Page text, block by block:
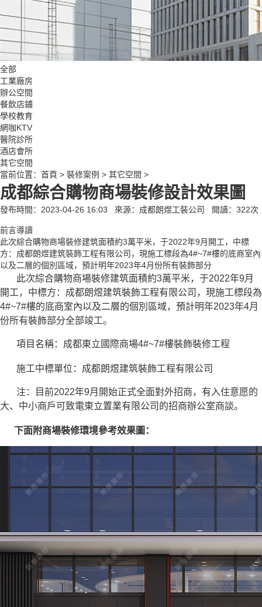
全部
工業廠房
辦公空間
餐飲店鋪
學校教育
網咖KTV
醫院診所
酒店會所
其它空間
當前位置： 首頁 > 裝修案例 > 其它空間 >
成都綜合購物商場裝修設計效果圖
發布時間：2023-04-26 16:03 來源：成都朗煜工裝公司 閱讀： 322次
前言導讀
此次綜合購物商場裝修建筑面積約3萬平米，于2022年9月開工，中標
方：成都朗煜建筑裝飾工程有限公司，現施工標段為4#~7#樓的底商室內
以及二層的個別區域，預計明年2023年4月份所有裝飾部分
此次綜合購物商場裝修建筑面積約3萬平米，于2022年9月
開工，中標方：成都朗煜建筑裝飾工程有限公司，現施工標段為
4#~7#樓的底商室內以及二層的個別區域，預計明年2023年4月
份所有裝飾部分全部竣工。
項目名稱：成都東立國際商場4#~7#樓裝飾裝修工程
施工中標單位：成都朗煜建筑裝飾工程有限公司
注：目前2022年9月開始正式全面對外招商，有入住意愿的
大、中小商戶可致電東立置業有限公司的招商辦公室商談。
下面附商場裝修環境參考效果圖：